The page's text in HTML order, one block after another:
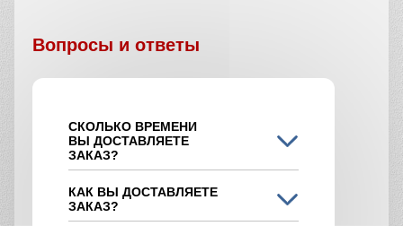
Вопросы и ответы
СКОЛЬКО ВРЕМЕНИ
ВЫ ДОСТАВЛЯЕТЕ
ЗАКАЗ?
КАК ВЫ ДОСТАВЛЯЕТЕ
ЗАКАЗ?